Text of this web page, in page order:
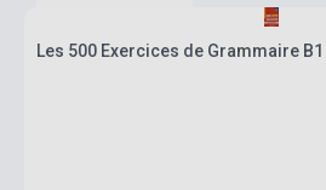
Les 500 Exercices de Grammaire